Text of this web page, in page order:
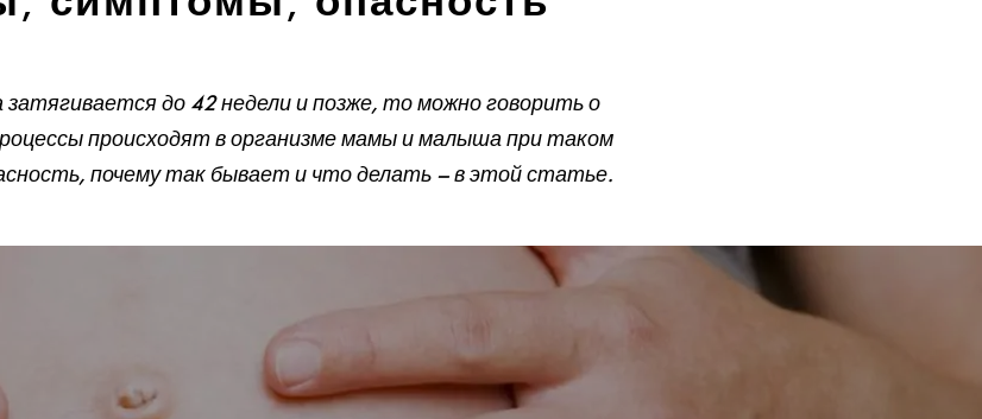
затягивается до 42 недели и позже, то можно говорить о
происходят в организме мамы и малыша при таком
почему так бывает и что делать – в этой статье.